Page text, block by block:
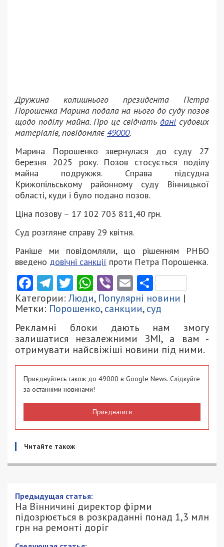
Дружина колишнього президента Петра
Порошенка Марина подала на нього до суду позов
щодо поділу майна. Про це свідчать дані судових
матеріалів, повідомляє 49000.
Марина Порошенко звернулася до суду 27
березня 2025 року. Позов стосується поділу
майна подружжя. Справа підсудна
Крижопільському районному суду Вінницької
області, куди і було подано позов.
Ціна позову – 17 102 703 811,40 грн.
Суд розгляне справу 29 квітня.
Раніше ми повідомляли, що рішенням РНБО
введено довічні санкції проти Петра Порошенка.
Facebook
Telegram
Twitter
WhatsApp
ViberEmail
Категории: Люди, Популярні новини |
Метки:Порошенко,санкции,суд
Рекламні блоки дають нам змогу
залишатися незалежними ЗМІ, а вам -
отримувати найсвіжіші новини під ними.
Приєднуйтесь також до 49000 в Google News. Слідкуйте
за останніми новинами!
Приєднатися
Читайте також
Предыдущая статья:
На Вінничині директор фірми
підозрюється в розкраданні понад 1,3 млн
грн на ремонті доріг